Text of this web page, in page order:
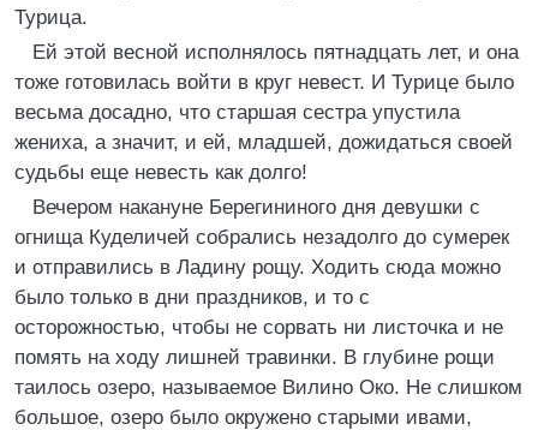
Турица.
Ей этой весной исполнялось пятнадцать лет, и она
тоже готовилась войти в круг невест. И Турице было
весьма досадно, что старшая сестра упустила
жениха, а значит, и ей, младшей, дожидаться своей
судьбы еще невесть как долго!
Вечером накануне Берегининого дня девушки с
огнища Куделичей собрались незадолго до сумерек
и отправились в Ладину рощу. Ходить сюда можно
было только в дни праздников, и то с
осторожностью, чтобы не сорвать ни листочка и не
помять на ходу лишней травинки. В глубине рощи
таилось озеро, называемое Вилино Око. Не слишком
большое, озеро было окружено старыми ивами,